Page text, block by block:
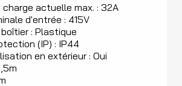
actuelle max. : 32A
d'entrée : 415V
: Plastique
(IP) : IP44
en extérieur : Oui